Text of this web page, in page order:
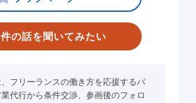
の話を聞いてみたい
フリーランスの働き方を応援するパ
代行から条件交渉、参画後のフォロ